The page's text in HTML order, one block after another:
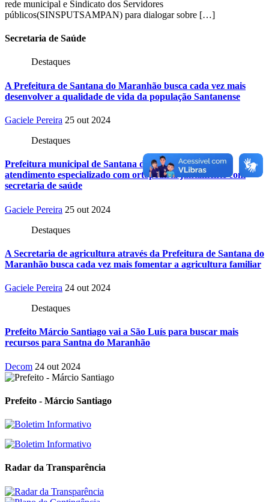
rede municipal e Sindicato dos Servidores
públicos(SINSPUTSAMPAN) para dialogar sobre […]
Secretaria de Saúde
Destaques
A Prefeitura de Santana do Maranhão busca cada vez mais
desenvolver a qualidade de vida da população Santanense
Gaciele Pereira 25 out 2024
Destaques
Prefeitura municipal de Santana do Maranhão oferece
atendimento especializado com ortopedista juntamente com
secretaria de saúde
Gaciele Pereira 25 out 2024
Destaques
A Secretaria de agricultura através da Prefeitura de Santana do
Maranhão busca cada vez mais fomentar a agricultura familiar
Gaciele Pereira 24 out 2024
Destaques
Prefeito Márcio Santiago vai a São Luís para buscar mais
recursos para Santna do Maranhão
Decom 24 out 2024
Prefeito - Márcio Santiago
Radar da Transparência